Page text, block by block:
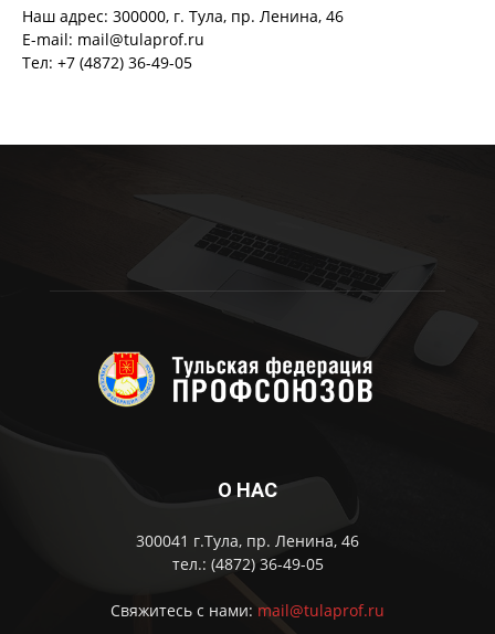
Наш адрес: 300000, г. Тула, пр. Ленина, 46
E-mail: mail@tulaprof.ru
Тел: +7 (4872) 36-49-05
О НАС
300041 г.Тула, пр. Ленина, 46
тел.: (4872) 36-49-05
Свяжитесь с нами: mail@tulaprof.ru